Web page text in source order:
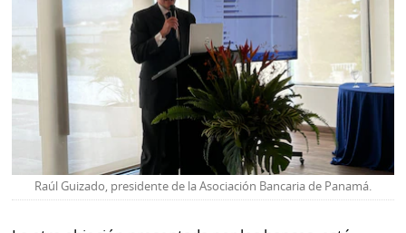
Raúl Guizado, presidente de la Asociación Bancaria de Panamá.